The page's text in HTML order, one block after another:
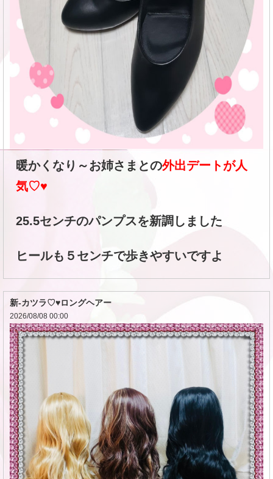
暖かくなり～お姉さまとの外出デートが人
気♡♥
25.5センチのパンプスを新調しました
ヒールも５センチで歩きやすいですよ
新-カツラ♡♥ロングヘアー
2026/08/08 00:00